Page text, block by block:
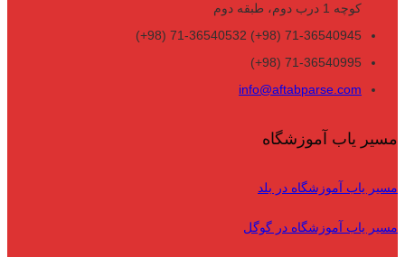
کوچه 1 درب دوم، طبقه دوم
71-36540945 (98+) 71-36540532 (98+)
71-36540995 (98+)
info@aftabparse.com
مسیر یاب آموزشگاه
مسیر یاب آموزشگاه در بلد
مسیر یاب آموزشگاه در گوگل